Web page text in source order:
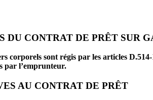
DU CONTRAT DE PRÊT SUR
corporels sont régis par les articles
par l’emprunteur.
AU CONTRAT DE PRÊT